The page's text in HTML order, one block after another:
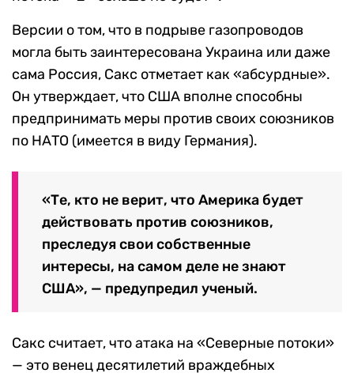
Версии о том, что в подрыве газопроводов
могла быть заинтересована Украина или даже
сама Россия, Сакс отметает как «абсурдные».
Он утверждает, что США вполне способны
предпринимать меры против своих союзников
по НАТО (имеется в виду Германия).
«Те, кто не верит, что Америка будет
действовать против союзников,
преследуя свои собственные
интересы, на самом деле не знают
США», — предупредил ученый.
Сакс считает, что атака на «Северные потоки»
— это венец десятилетий враждебных